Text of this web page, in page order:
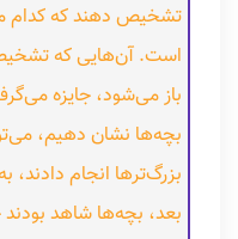
تشخیص دهند که کدام
است. آن‌هایی که
باز می‌شود، جایزه
بچه‌ها نشان دهیم،
بزرگ‌ترها انجام دادند،
بعد، بچه‌ها شاهد